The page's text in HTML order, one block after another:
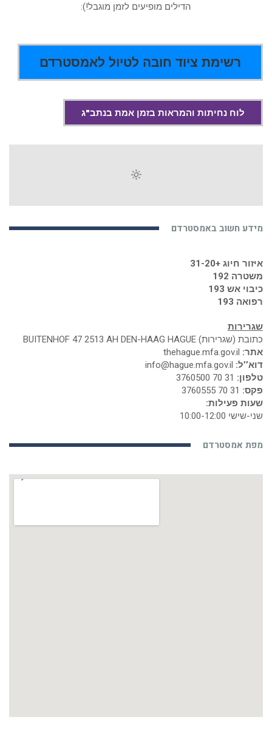
הדילים מופיעים לזמן מוגבל!):
רשימת ציוד חובה לטיול לאמסטרדם
לוח נחיתות והמראות בזמן אמת בנתב"ג
מידע חשוב באמסטרדם
איזור חיוג +31-20
משטרה 192
כיבוי אש 193
רפואה 193
שגרירות
כתובת (שגרירות) BUITENHOF 47 2513 AH DEN-HAAG HAGUE
אתר:
דוא’’ל:
טלפון:
פקס:
שעות פעילות:
שני-שישי 10:00-12:00
מפת אמסטרדם